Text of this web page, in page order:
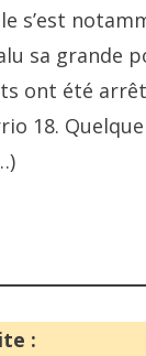
s’est
sa grande
ont été
18.
: